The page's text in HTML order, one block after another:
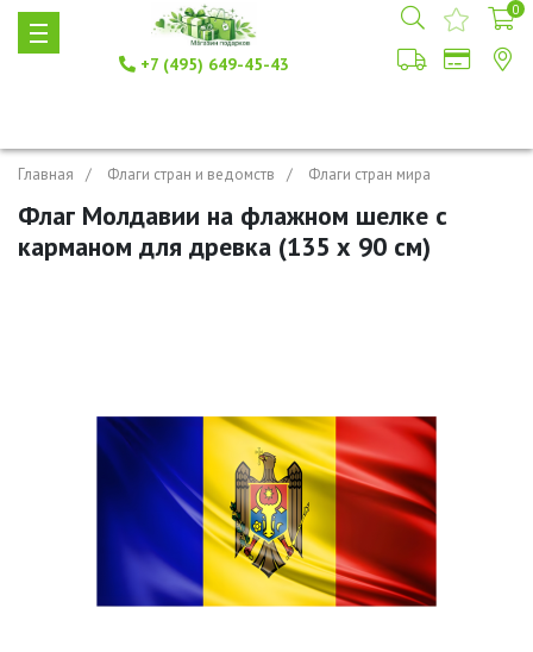
+7 (495) 649-45-43
0
Главная Флаги стран и ведомств Флаги стран мира
Флаг Молдавии на флажном шелке с
карманом для древка (135 х 90 см)